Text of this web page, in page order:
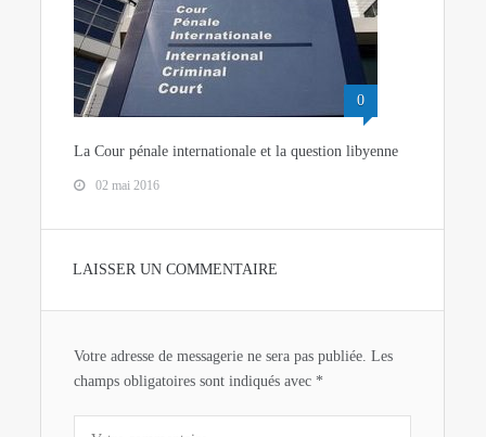
0
La Cour pénale internationale et la question libyenne
02 mai 2016
LAISSER UN COMMENTAIRE
Votre adresse de messagerie ne sera pas publiée. Les
champs obligatoires sont indiqués avec *